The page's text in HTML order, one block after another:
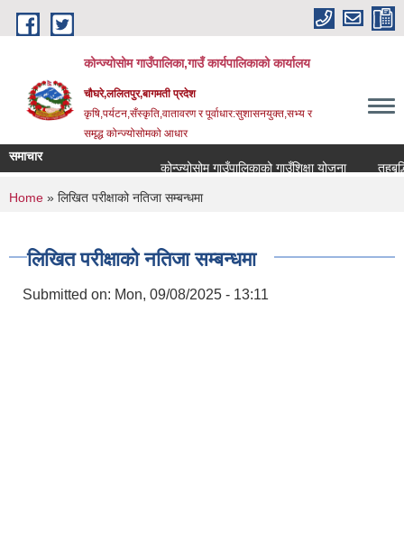
Skip to main content
कोन्ज्योसोम गाउँपालिका,गाउँ कार्यपालिकाको कार्यालय
चौघरे,ललितपुर,बागमती प्रदेश
कृषि,पर्यटन,सँस्कृति,वातावरण र पूर्वाधार:सुशासनयुक्त,सभ्य र
समृद्ध कोन्ज्योसोमको आधार
समाचार
कोन्ज्योसोम गाउँपालिकाको गाउँशिक्षा योजना
You are here
Home » लिखित परीक्षाको नतिजा सम्बन्धमा
लिखित परीक्षाको नतिजा सम्बन्धमा
Submitted on: Mon, 09/08/2025 - 13:11